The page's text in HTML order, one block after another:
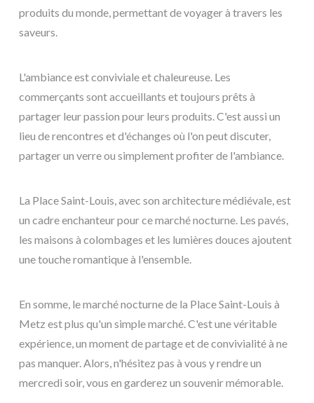
produits du monde, permettant de voyager à travers les
saveurs.
L'ambiance est conviviale et chaleureuse. Les
commerçants sont accueillants et toujours prêts à
partager leur passion pour leurs produits. C'est aussi un
lieu de rencontres et d'échanges où l'on peut discuter,
partager un verre ou simplement profiter de l'ambiance.
La Place Saint-Louis, avec son architecture médiévale, est
un cadre enchanteur pour ce marché nocturne. Les pavés,
les maisons à colombages et les lumières douces ajoutent
une touche romantique à l'ensemble.
En somme, le marché nocturne de la Place Saint-Louis à
Metz est plus qu'un simple marché. C'est une véritable
expérience, un moment de partage et de convivialité à ne
pas manquer. Alors, n'hésitez pas à vous y rendre un
mercredi soir, vous en garderez un souvenir mémorable.